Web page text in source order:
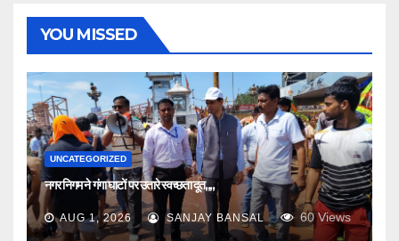
YOU MISSED
UNCATEGORIZED
नगर निगम ने गंगा घाटों पर उतारे स्वच्छता दूत,,,,
AUG 1, 2026 SANJAY BANSAL 60Views